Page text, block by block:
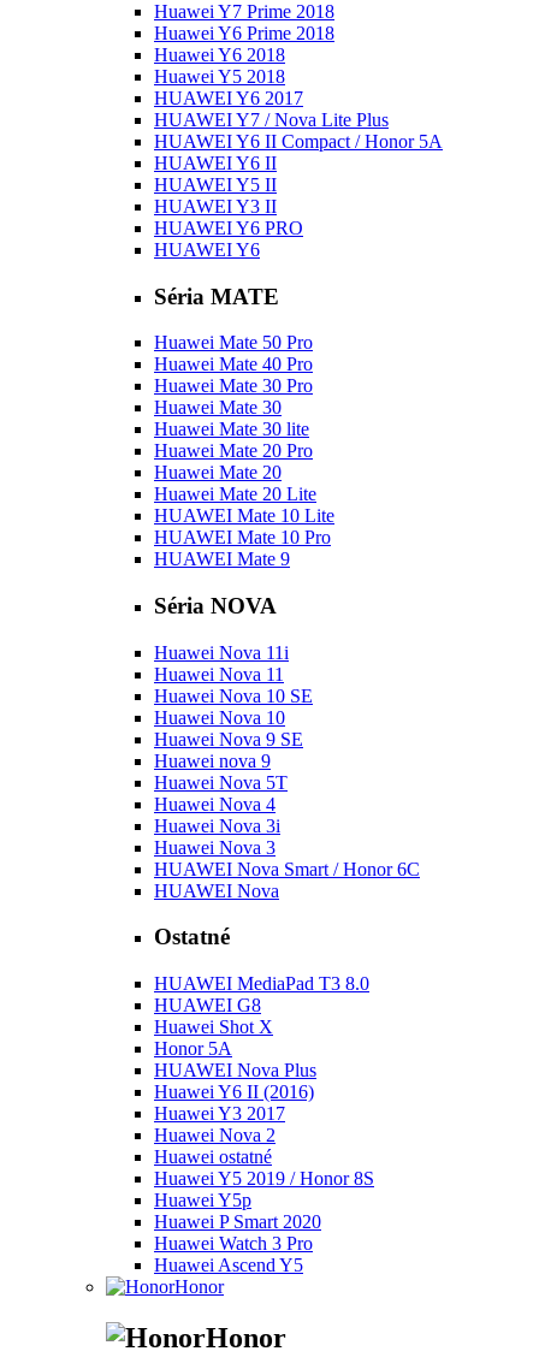
Huawei Y7 Prime 2018
Huawei Y6 Prime 2018
Huawei Y6 2018
Huawei Y5 2018
HUAWEI Y6 2017
HUAWEI Y7 / Nova Lite Plus
HUAWEI Y6 II Compact / Honor 5A
HUAWEI Y6 II
HUAWEI Y5 II
HUAWEI Y3 II
HUAWEI Y6 PRO
HUAWEI Y6
Séria MATE
Huawei Mate 50 Pro
Huawei Mate 40 Pro
Huawei Mate 30 Pro
Huawei Mate 30
Huawei Mate 30 lite
Huawei Mate 20 Pro
Huawei Mate 20
Huawei Mate 20 Lite
HUAWEI Mate 10 Lite
HUAWEI Mate 10 Pro
HUAWEI Mate 9
Séria NOVA
Huawei Nova 11i
Huawei Nova 11
Huawei Nova 10 SE
Huawei Nova 10
Huawei Nova 9 SE
Huawei nova 9
Huawei Nova 5T
Huawei Nova 4
Huawei Nova 3i
Huawei Nova 3
HUAWEI Nova Smart / Honor 6C
HUAWEI Nova
Ostatné
HUAWEI MediaPad T3 8.0
HUAWEI G8
Huawei Shot X
Honor 5A
HUAWEI Nova Plus
Huawei Y6 II (2016)
Huawei Y3 2017
Huawei Nova 2
Huawei ostatné
Huawei Y5 2019 / Honor 8S
Huawei Y5p
Huawei P Smart 2020
Huawei Watch 3 Pro
Huawei Ascend Y5
Honor
Honor